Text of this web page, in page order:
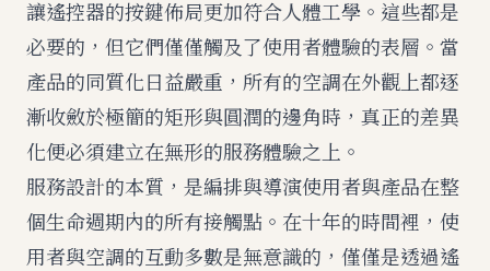
讓遙控器的按鍵佈局更加符合人體工學。這些都是
必要的，但它們僅僅觸及了使用者體驗的表層。當
產品的同質化日益嚴重，所有的空調在外觀上都逐
漸收斂於極簡的矩形與圓潤的邊角時，真正的差異
化便必須建立在無形的服務體驗之上。
服務設計的本質，是編排與導演使用者與產品在整
個生命週期內的所有接觸點。在十年的時間裡，使
用者與空調的互動多數是無意識的，僅僅是透過遙